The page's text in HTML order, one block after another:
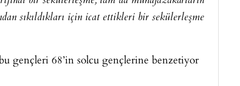
sıkıldıkları için icat ettikleri bir sekülerleşme
gençleri 68’in solcu gençlerine benzetiyor